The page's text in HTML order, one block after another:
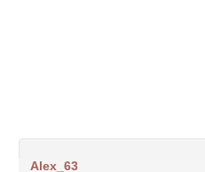
Alex_63